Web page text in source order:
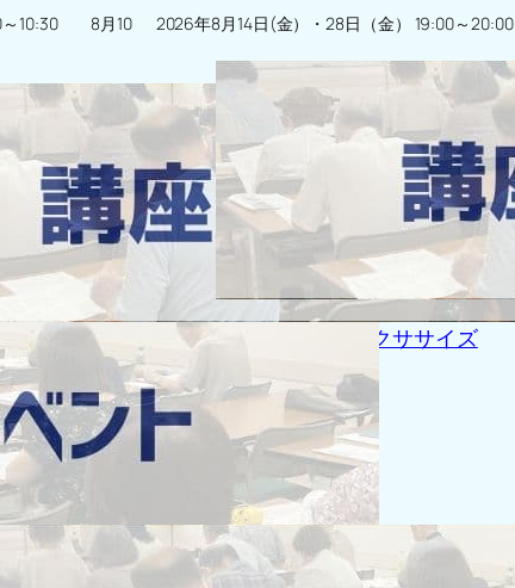
～10:30 8月10
2026年8月14日(金）・28日（金） 19:00～20:00
2026年8月 ポール エクササイズ
2日：10:00～
年8月6日：